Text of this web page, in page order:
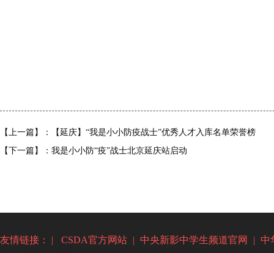
【上一篇】：【延庆】“我是小小防疫战士”优秀人才入库名单荣誉榜
【下一篇】：我是小小防“疫”战士北京延庆站启动
友情链接： | CSDA官方网站 | 中央新影中学生频道官网 | 中